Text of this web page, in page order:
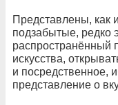
Представлены, как
подзабытые, редко
распространённый
искусства,
и посредственное,
представление о